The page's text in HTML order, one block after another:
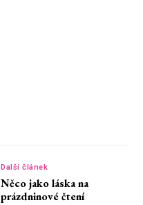
Další článek
Něco jako láska na
prázdninové čtení